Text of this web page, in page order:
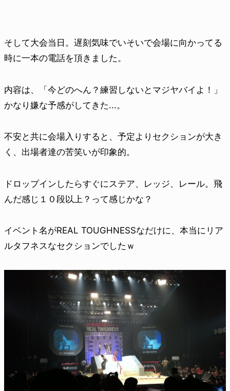
そして大会当日。遅刻気味でいそいで会場に向かってる
時に一本の電話を頂きました。
内容は、「今どのへん？練習しないとマジヤバイよ！」
かなり嫌な予感がしてきた...。
不安と共に会場入りすると、予定よりセクションが大き
く、出場者達の苦笑いが印象的。
ドロップインしたらすぐにステア、レッジ、レール。飛
んだ感じ１０段以上？って感じかな？
イベント名がREAL TOUGHNESSなだけに、本当にリア
ルタフネスなセクションでしたｗ